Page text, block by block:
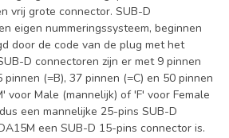
vrij grote connector. SUB-D
eigen nummeringssysteem, beginnen
door de code van de plug met het
D connectoren zijn er met 9 pinnen
pinnen (=B), 37 pinnen (=C) en 50 pinnen
voor Male (mannelijk) of 'F' voor Female
een mannelijke 25-pins SUB-D
een SUB-D 15-pins connector is.